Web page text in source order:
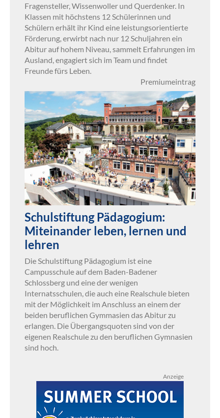
Fragensteller, Wissenwoller und Querdenker. In
Klassen mit höchstens 12 Schülerinnen und
Schülern erhält ihr Kind eine leistungsorientierte
Förderung, erwirbt nach nur 12 Schuljahren ein
Abitur auf hohem Niveau, sammelt Erfahrungen im
Ausland, engagiert sich im Team und findet
Freunde fürs Leben.
Premiumeintrag
Schulstiftung Pädagogium:
Miteinander leben, lernen und
lehren
Die Schulstiftung Pädagogium ist eine
Campusschule auf dem Baden-Badener
Schlossberg und eine der wenigen
Internatsschulen, die auch eine Realschule bieten
mit der Möglichkeit im Anschluss an einem der
beiden beruflichen Gymmasien das Abitur zu
erlangen. Die Übergangsquoten sind von der
eigenen Realschule zu den beruflichen Gymnasien
sind hoch.
Anzeige